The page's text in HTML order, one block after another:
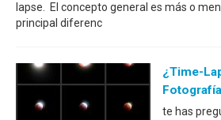
lapse. El concepto general es más o
principal diferenc
¿Time-
te has